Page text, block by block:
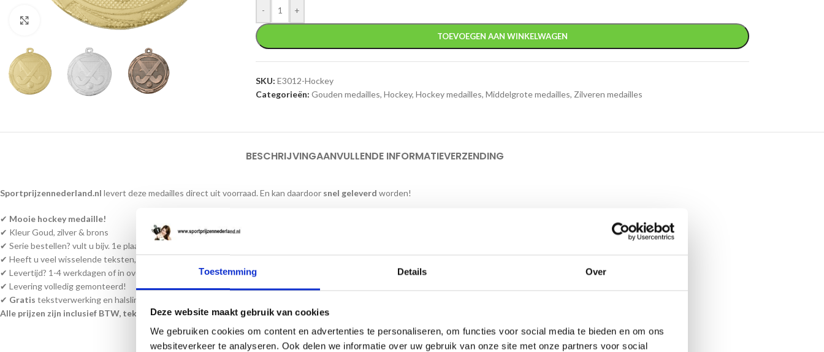
Toestemming Details Over
Deze website maakt gebruik van cookies
We gebruiken cookies om content en advertenties te personaliseren, om functies voor social media te bieden en om ons
websiteverkeer te analyseren. Ook delen we informatie over uw gebruik van onze site met onze partners voor social
Klik om te vergroten
- +
TOEVOEGEN AAN WINKELWAGEN
SKU:E3012-Hockey
Categorieën: Gouden medailles, Hockey, Hockey medailles, Middelgrote medailles, Zilveren medailles
BESCHRIJVINGAANVULLENDE INFORMATIEVERZENDING
Sportprijzennederland.nl levert deze medailles direct uit voorraad. En kan daardoor snel geleverd worden!
✔ Mooie hockey medaille!
✔ Kleur Goud, zilver & brons
✔ Serie bestellen? vult u bijv. 1e plaats passen wij de andere medailles aan naar 2e, 3e enz.
✔ Heeft u veel wisselende teksten, kunt u een word bestand bijvoegen als bijlage.
✔ Levertijd? 1-4 werkdagen of in overleg!
✔ Levering volledig gemonteerd!
✔ Gratis tekstverwerking en halslint!
Alle prijzen zijn inclusief BTW, tekst en monteren!